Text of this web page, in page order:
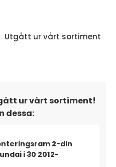
Utgått ur vårt sortiment
ur vårt sortiment!
dessa:
2-din
i 30 2012-